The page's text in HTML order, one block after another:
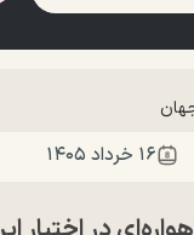
۱۶ خرداد ۱۴۰۵